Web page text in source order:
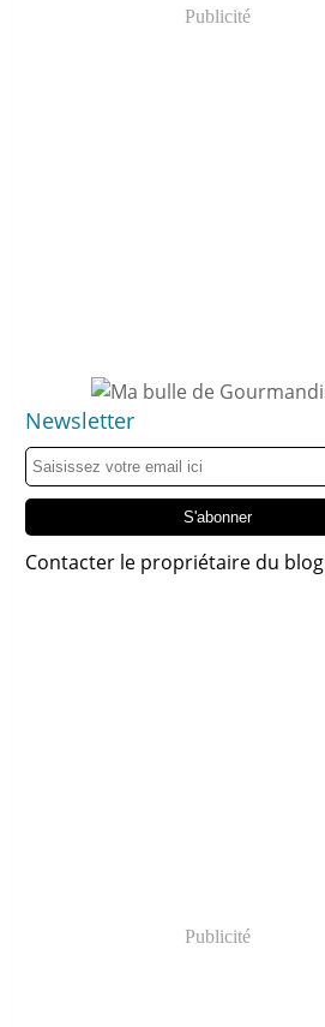
Publicité
Newsletter
Contacter le propriétaire du blog
Publicité